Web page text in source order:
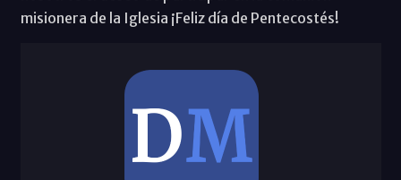
misionera de la Iglesia ¡Feliz día de Pentecostés!